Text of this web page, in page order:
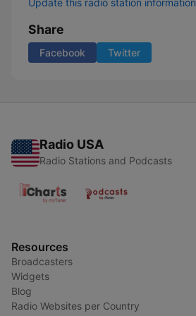
Update this radio station information
Share
Facebook Twitter
Radio USA
Radio Stations and Podcasts
Resources
Broadcasters
Widgets
Blog
Radio Websites per Country